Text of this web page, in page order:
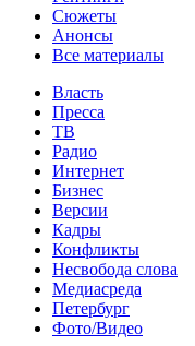
Сюжеты
Анонсы
Все материалы
Власть
Пресса
ТВ
Радио
Интернет
Бизнес
Версии
Кадры
Конфликты
Несвобода слова
Медиасреда
Петербург
Фото/Видео